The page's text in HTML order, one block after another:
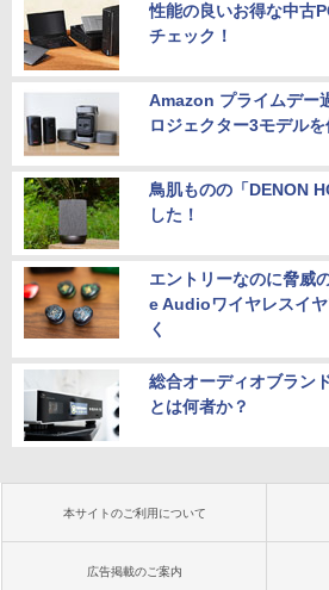
性能の良いお得な中古
チェック！
Amazon プライムデー
ロジェクター3モデル
鳥肌ものの「DENON
した！
エントリーなのに脅威
e Audioワイヤレスイ
く
総合オーディオブラン
とは何者か？
本サイトのご利用について
広告掲載のご案内